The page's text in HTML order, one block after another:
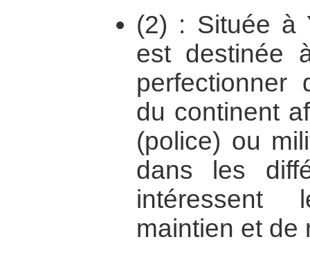
(2) : Située à
est destinée
perfectionner
du continent
(police) ou
dans les
intéressent
maintien et de